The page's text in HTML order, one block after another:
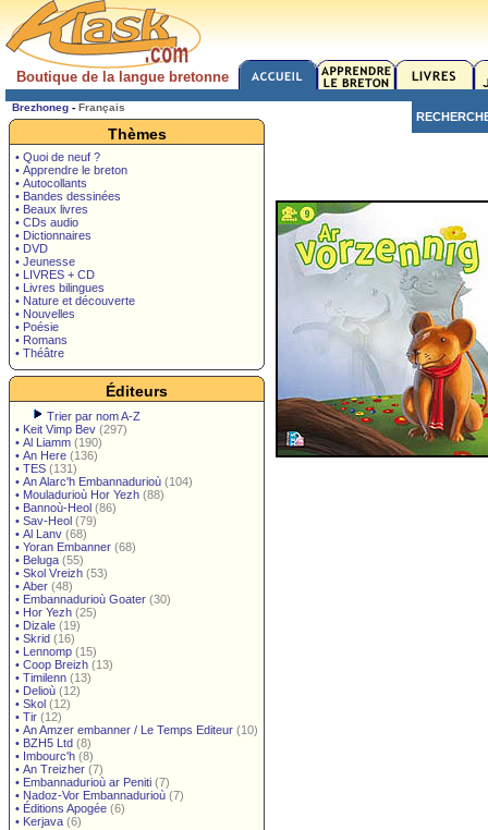
Boutique de la langue bretonne
Brezhoneg - Français
Thèmes
• Quoi de neuf ?
• Apprendre le breton
• Autocollants
• Bandes dessinées
• Beaux livres
• CDs audio
• Dictionnaires
• DVD
• Jeunesse
• LIVRES + CD
• Livres bilingues
• Nature et découverte
• Nouvelles
• Poésie
• Romans
• Théâtre
Éditeurs
Trier par nom A-Z
• Keit Vimp Bev (297)
• Al Liamm (190)
• An Here (136)
• TES (131)
• An Alarc'h Embannadurioù (104)
• Mouladurioù Hor Yezh (88)
• Bannoù-Heol (86)
• Sav-Heol (79)
• Al Lanv (68)
• Yoran Embanner (68)
• Beluga (55)
• Skol Vreizh (53)
• Aber (48)
• Embannadurioù Goater (30)
• Hor Yezh (25)
• Dizale (19)
• Skrid (16)
• Lennomp (15)
• Coop Breizh (13)
• Timilenn (13)
• Delioù (12)
• Skol (12)
• Tir (12)
• An Amzer embanner / Le Temps Editeur (10)
• BZH5 Ltd (8)
• Imbourc'h (8)
• An Treizher (7)
• Embannadurioù ar Peniti (7)
• Nadoz-Vor Embannadurioù (7)
• Éditions Apogée (6)
• Kerjava (6)